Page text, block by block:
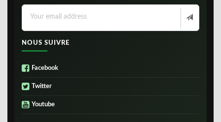
NOUS SUIVRE
Facebook
Twitter
Youtube